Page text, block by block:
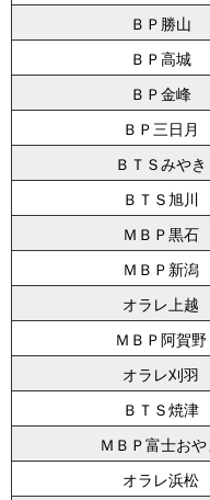
ＢＰ勝山
ＢＰ高城
ＢＰ金峰
ＢＰ三日月
ＢＴＳみやき
ＢＴＳ旭川
ＭＢＰ黒石
ＭＢＰ新潟
オラレ上越
ＭＢＰ阿賀野
オラレ刈羽
ＢＴＳ焼津
ＭＢＰ富士おや
オラレ浜松